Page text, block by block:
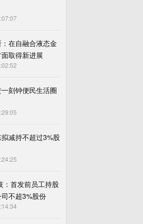
在自融合液态金
取得新进展
刻钟便民生活圈
减持不超过3%股
：首发前员工持股
不超3%股份